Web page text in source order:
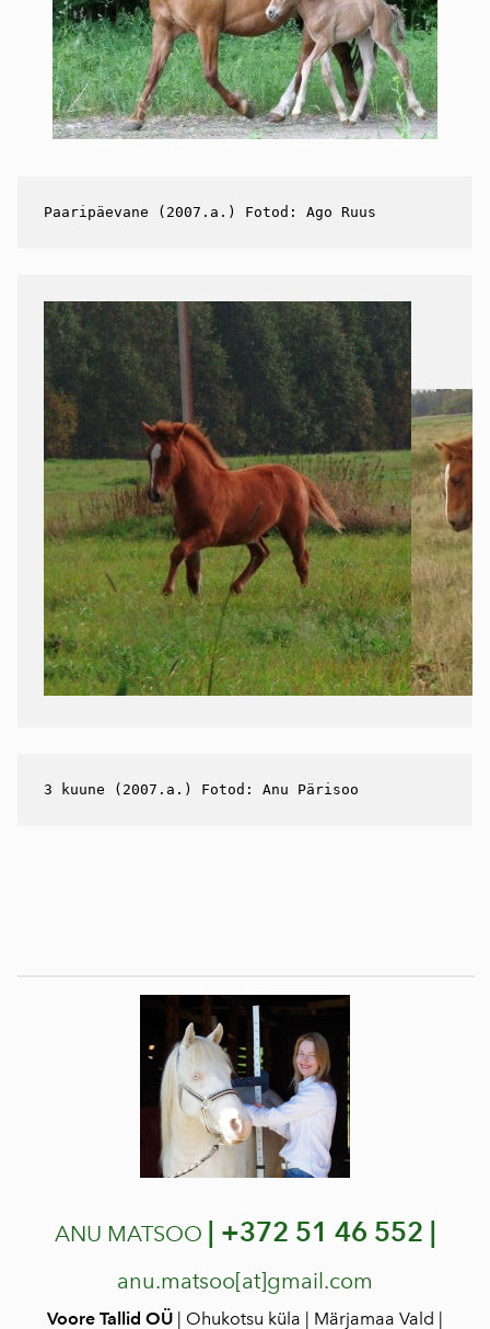
Paaripäevane (2007.a.) Fotod: Ago Ruus
3 kuune (2007.a.) Fotod: Anu Pärisoo
ANU MATSOO | +372 51 46 552 |
anu.matsoo[at]gmail.com
Voore Tallid OÜ | Ohukotsu küla | Märjamaa Vald |